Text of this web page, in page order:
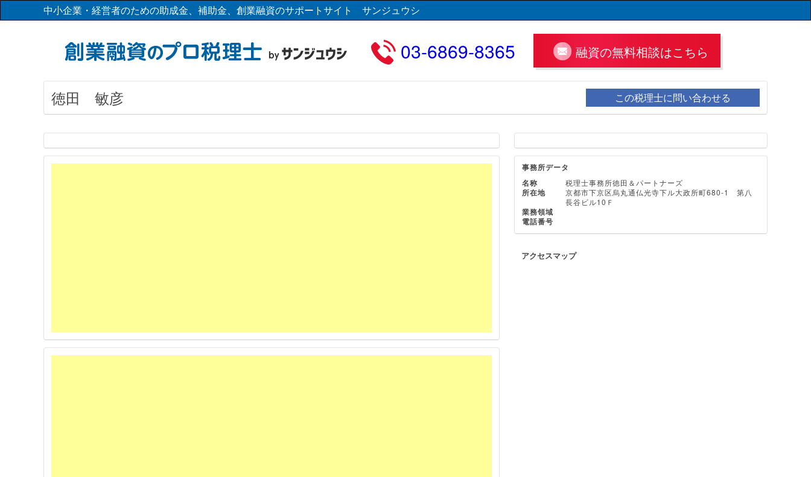
中小企業・経営者のための助成金、補助金、創業融資のサポートサイト サンジュウシ
03-6869-8365 融資の無料相談はこちら
徳田 敏彦 この税理士に問い合わせる
事務所データ
名称
税理士事務所徳田＆パートナーズ
所在地
京都市下京区烏丸通仏光寺下ル大政所町680-1 第八
長谷ビル10Ｆ
業務領域
電話番号
アクセスマップ